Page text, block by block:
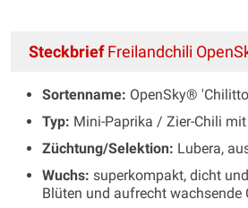
SteckbriefFreilandchili
Sortenname: OpenSky®
Typ: Mini-Paprika / Zier-Chili
Züchtung/Selektion: Lubera,
Wuchs: superkompakt, dicht
Blüten und aufrecht